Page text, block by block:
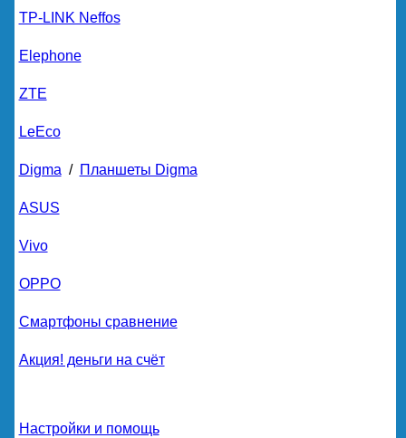
TP-LINK Neffos
Elephone
ZTE
LeEco
Digma / Планшеты Digma
ASUS
Vivo
OPPO
Смартфоны сравнение
Акция! деньги на счёт
Настройки и помощь